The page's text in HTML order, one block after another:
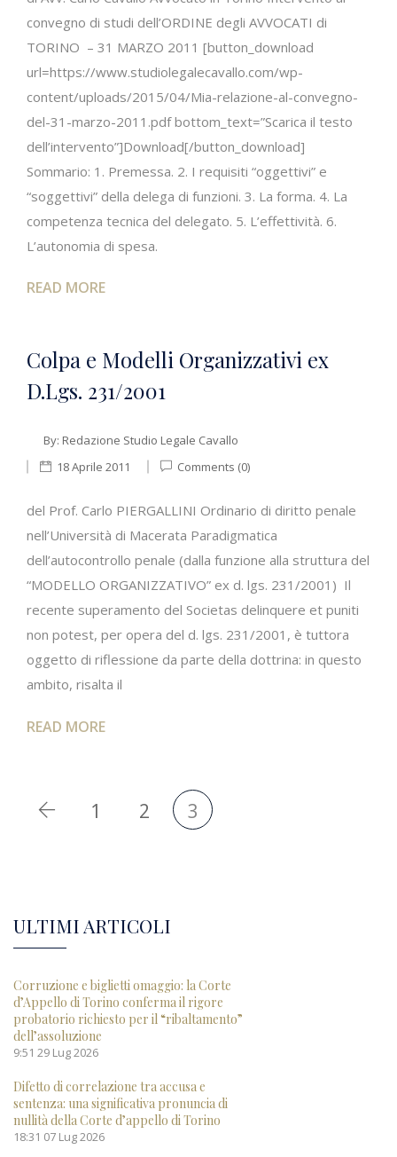
convegno di studi dell’ORDINE degli AVVOCATI di
TORINO – 31 MARZO 2011 [button_download
url=https://www.studiolegalecavallo.com/wp-
content/uploads/2015/04/Mia-relazione-al-convegno-
del-31-marzo-2011.pdf bottom_text=”Scarica il testo
dell’intervento”]Download[/button_download]
Sommario: 1. Premessa. 2. I requisiti “oggettivi” e
“soggettivi” della delega di funzioni. 3. La forma. 4. La
competenza tecnica del delegato. 5. L’effettività. 6.
L’autonomia di spesa.
READ MORE
Colpa e Modelli Organizzativi ex
D.Lgs. 231/2001
By: Redazione Studio Legale Cavallo
18 Aprile 2011
Comments (0)
del Prof. Carlo PIERGALLINI Ordinario di diritto penale
nell’Università di Macerata Paradigmatica
dell’autocontrollo penale (dalla funzione alla struttura del
“MODELLO ORGANIZZATIVO” ex d. lgs. 231/2001) Il
recente superamento del Societas delinquere et puniti
non potest, per opera del d. lgs. 231/2001, è tuttora
oggetto di riflessione da parte della dottrina: in questo
ambito, risalta il
READ MORE
1 2 3
ULTIMI ARTICOLI
Corruzione e biglietti omaggio: la Corte
d’Appello di Torino conferma il rigore
probatorio richiesto per il “ribaltamento”
dell’assoluzione
9:51 29 Lug 2026
Difetto di correlazione tra accusa e
sentenza: una significativa pronuncia di
nullità della Corte d’appello di Torino
18:31 07 Lug 2026